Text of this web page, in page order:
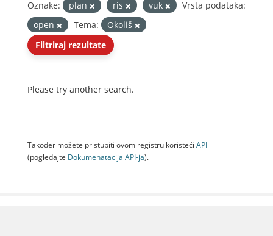
Oznake: plan ris vuk
Vrsta podataka:
open
Tema:
Okoliš
Filtriraj rezultate
Please try another search.
Također možete pristupiti ovom registru koristeći API
(pogledajte Dokumenаtаcijа API-jа).